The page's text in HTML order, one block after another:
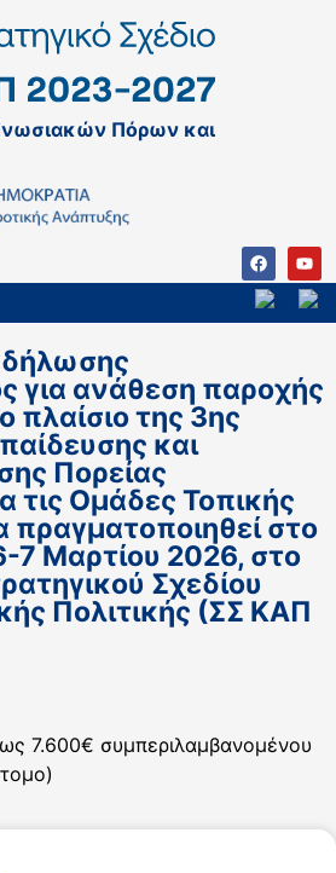
Πόρων και
για ανάθεση παροχής
πλαίσιο της 3ης
και
Πορείας
τις Ομάδες Τοπικής
στο
7 Μαρτίου 2026, στο
Σχεδίου
Πολιτικής (ΣΣ ΚΑΠ
7.600€ συμπεριλαμβανομένου